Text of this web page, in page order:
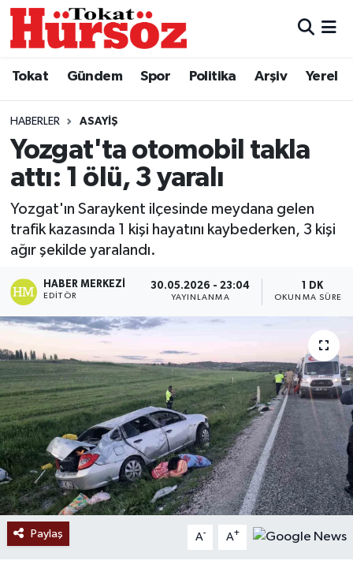
Tokat Gündem Spor Politika Arşiv Yerel
HABERLER ASAYIŞ
Yozgat'ta otomobil takla
attı: 1 ölü, 3 yaralı
Yozgat'ın Saraykent ilçesinde meydana gelen
trafik kazasında 1 kişi hayatını kaybederken, 3 kişi
ağır şekilde yaralandı.
HABER MERKEZI
EDITÖR
30.05.2026 - 23:04
YAYINLANMA
1 DK
OKUNMA SÜRESI
Paylaş A- A+
Türkiye Gündemi
Gündem
Asayiş
Spor
Politika
Tokat Spor
Ekonomi
Sağlık
Tokat Haber
Hava Durumu
Tokat Namaz Vakitleri
Trafik Durumu
Süper Lig Puan Durumu ve Fikstür
Tüm Manşetler
Son Dakika Haberleri
Haber Arşivi